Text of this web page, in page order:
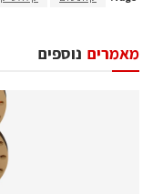
נוספים מאמרים